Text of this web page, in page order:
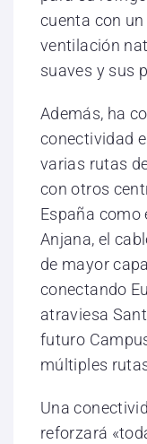
cuenta con
ventilación
suaves y sus
Además, ha
conectividad
varias rutas
con otros
España como
Anjana, el
de mayor
conectando
atraviesa
futuro
múltiples
Una
reforzará